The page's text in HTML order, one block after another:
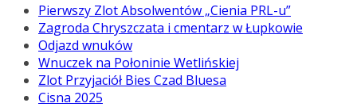
Pierwszy Zlot Absolwentów „Cienia PRL-u”
Zagroda Chryszczata i cmentarz w Łupkowie
Odjazd wnuków
Wnuczek na Połoninie Wetlińskiej
Zlot Przyjaciół Bies Czad Bluesa
Cisna 2025